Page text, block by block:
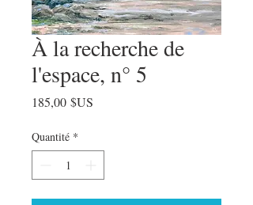
À la recherche de
l'espace, n° 5
185,00 $US
Quantité *